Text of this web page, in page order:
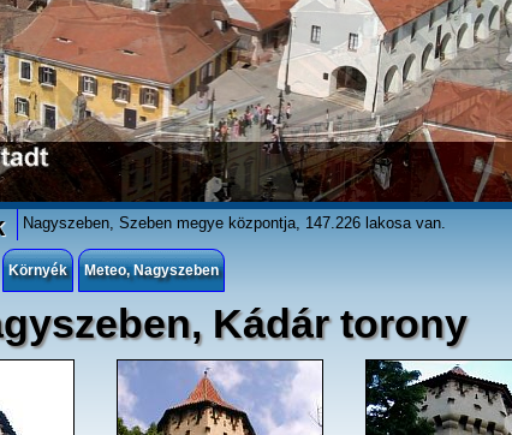
Nagyszeben, Szeben megye központja, 147.226 lakosa van.
Környék Meteo, Nagyszeben
Kádár torony